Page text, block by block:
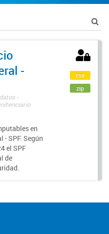
-
-
en
- SPF. Según
el SPF
de
csv
zip